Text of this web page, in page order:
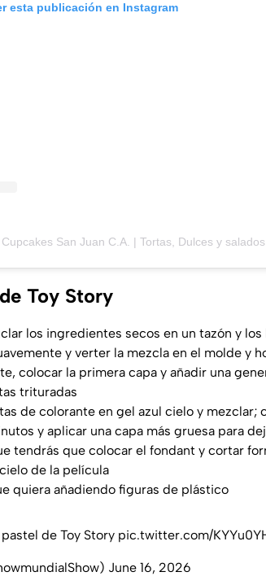
esta publicación en Instagram
Toy Story
los ingredientes secos en un tazón y
y verter la mezcla en el molde y
colocar la primera capa y añadir una
trituradas
de colorante en gel azul cielo y mezclar;
y aplicar una capa más gruesa para
tendrás que colocar el fondant y cortar
de la película
quiera añadiendo figuras de plástico
de Toy Story pic.twitter.com/
June 16, 2026